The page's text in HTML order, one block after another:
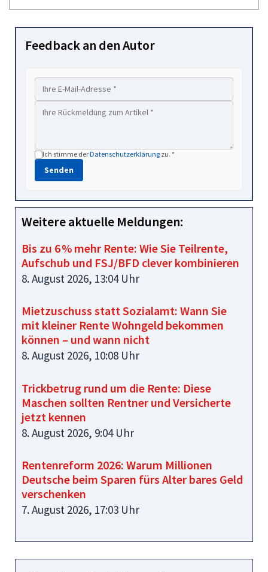
Feedback an den Autor
Ich stimme derDatenschutzerklärung zu. *
Senden
Weitere aktuelle Meldungen:
Bis zu 6 % mehr Rente: Wie Sie Teilrente,
Aufschub und FSJ/BFD clever kombinieren
8. August 2026, 13:04 Uhr
Mietzuschuss statt Sozialamt: Wann Sie
mit kleiner Rente Wohngeld bekommen
können – und wann nicht
8. August 2026, 10:08 Uhr
Trickbetrug rund um die Rente: Diese
Maschen sollten Rentner und Versicherte
jetzt kennen
8. August 2026, 9:04 Uhr
Rentenreform 2026: Warum Millionen
Deutsche beim Sparen fürs Alter bares Geld
verschenken
7. August 2026, 17:03 Uhr